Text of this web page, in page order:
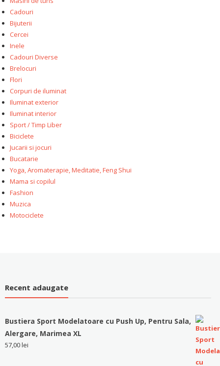
Cadouri
Bijuterii
Cercei
Inele
Cadouri Diverse
Brelocuri
Flori
Corpuri de iluminat
Iluminat exterior
Iluminat interior
Sport / Timp Liber
Biciclete
Jucarii si jocuri
Bucatarie
Yoga, Aromaterapie, Meditatie, Feng Shui
Mama si copilul
Fashion
Muzica
Motociclete
Recent adaugate
Bustiera Sport Modelatoare cu Push Up, Pentru Sala,
Alergare, Marimea XL
57,00lei